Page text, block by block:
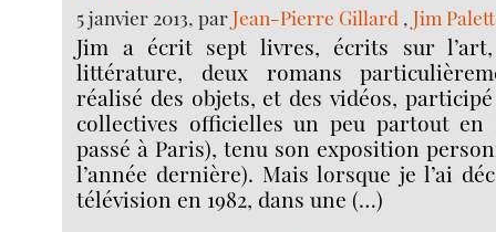
5 janvier 2013, parJean-Pierre Gillard ,Jim
Jim a écrit sept livres, écrits sur l’art,
littérature, deux romans
réalisé des objets, et des vidéos,
collectives officielles un peu partout en
passé à Paris), tenu son exposition
l’année dernière). Mais lorsque je l’ai
télévision en 1982, dans une (…)